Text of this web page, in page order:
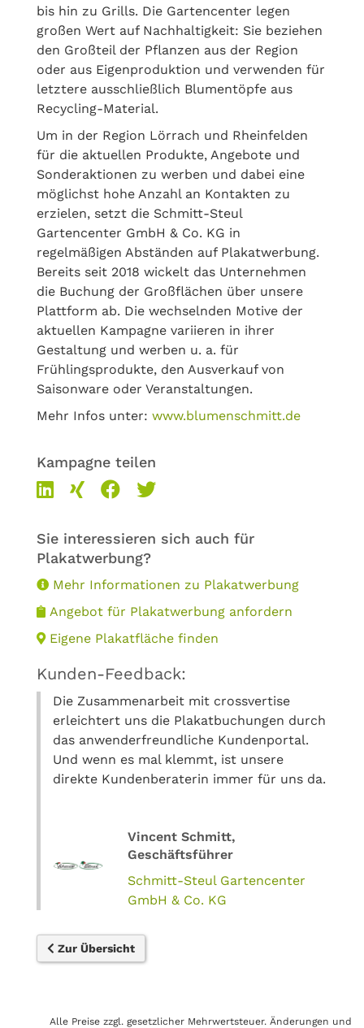
bis hin zu Grills. Die Gartencenter legen
großen Wert auf Nachhaltigkeit: Sie beziehen
den Großteil der Pflanzen aus der Region
oder aus Eigenproduktion und verwenden für
letztere ausschließlich Blumentöpfe aus
Recycling-Material.
Um in der Region Lörrach und Rheinfelden
für die aktuellen Produkte, Angebote und
Sonderaktionen zu werben und dabei eine
möglichst hohe Anzahl an Kontakten zu
erzielen, setzt die Schmitt-Steul
Gartencenter GmbH & Co. KG in
regelmäßigen Abständen auf Plakatwerbung.
Bereits seit 2018 wickelt das Unternehmen
die Buchung der Großflächen über unsere
Plattform ab. Die wechselnden Motive der
aktuellen Kampagne variieren in ihrer
Gestaltung und werben u. a. für
Frühlingsprodukte, den Ausverkauf von
Saisonware oder Veranstaltungen.
Mehr Infos unter: www.blumenschmitt.de
Kampagne teilen
Sie interessieren sich auch für
Plakatwerbung?
Mehr Informationen zu Plakatwerbung
Angebot für Plakatwerbung anfordern
Eigene Plakatfläche finden
Kunden-Feedback:
Die Zusammenarbeit mit crossvertise
erleichtert uns die Plakatbuchungen durch
das anwenderfreundliche Kundenportal.
Und wenn es mal klemmt, ist unsere
direkte Kundenberaterin immer für uns da.
Vincent Schmitt,
Geschäftsführer
Schmitt-Steul Gartencenter
GmbH & Co. KG
Zur Übersicht
Alle Preise zzgl. gesetzlicher Mehrwertsteuer. Änderungen und